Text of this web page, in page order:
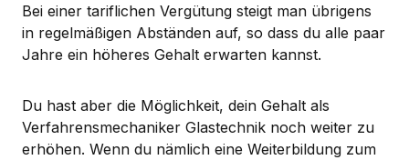
Bei einer tariflichen Vergütung steigt man übrigens
in regelmäßigen Abständen auf, so dass du alle paar
Jahre ein höheres Gehalt erwarten kannst.
Du hast aber die Möglichkeit, dein Gehalt als
Verfahrensmechaniker Glastechnik noch weiter zu
erhöhen. Wenn du nämlich eine Weiterbildung zum